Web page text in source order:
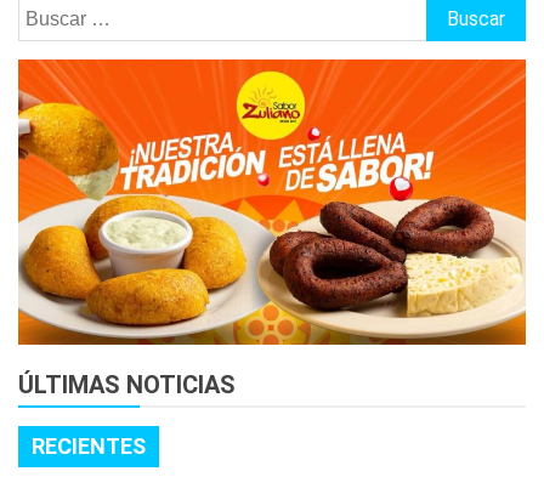
Buscar:
ÚLTIMAS NOTICIAS
RECIENTES